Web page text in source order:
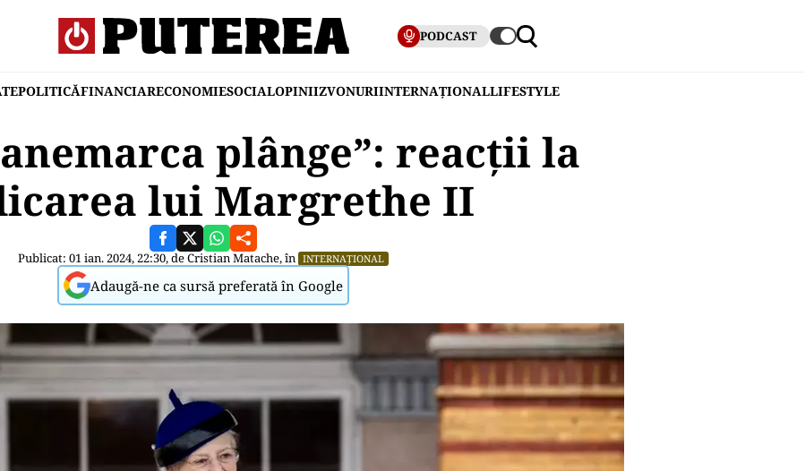
PODCAST
POLITICĂFINANCIARECONOMIESOCIALOPINIIZVONURIINTERNAȚIONALLIFESTYLE
plânge”: reacții la
lui Margrethe II
Publicat: 01 ian. 2024, 22:30, deCristian Matache, în INTERNAȚIONAL
Adaugă-ne ca sursă preferată în Google